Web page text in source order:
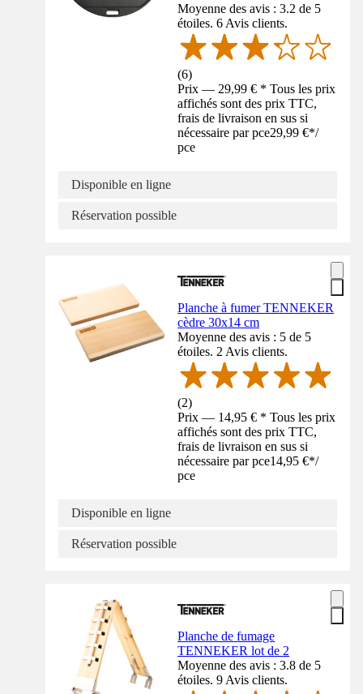
Moyenne des avis : 3.2 de 5
étoiles. 6 Avis clients.
(6)
Prix — 29,99 € * Tous les prix
affichés sont des prix TTC,
frais de livraison en sus si
nécessaire par pce29,99 €*/
pce
Disponible en ligne
Réservation possible
Planche à fumer TENNEKER
cèdre 30x14 cm
Moyenne des avis : 5 de 5
étoiles. 2 Avis clients.
(2)
Prix — 14,95 € * Tous les prix
affichés sont des prix TTC,
frais de livraison en sus si
nécessaire par pce14,95 €*/
pce
Disponible en ligne
Réservation possible
Planche de fumage
TENNEKER lot de 2
Moyenne des avis : 3.8 de 5
étoiles. 9 Avis clients.